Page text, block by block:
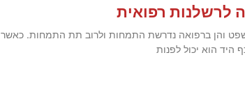
לרשלנות רפואית
והן ברפואה נדרשת התמחות ולרוב תת התמחות. כאשר
היד הוא יכול לפנות